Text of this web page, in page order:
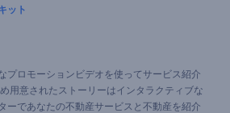
ット
プロモーションビデオを使ってサービス紹介
用意されたストーリーはインタラクティブな
ーであなたの不動産サービスと不動産を紹介